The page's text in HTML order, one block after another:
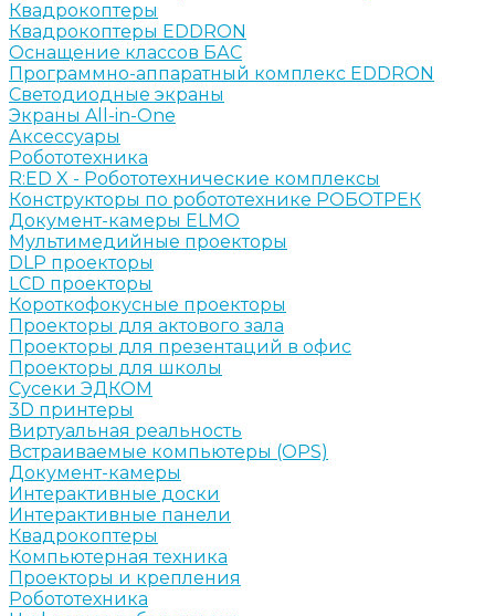
Квадрокоптеры
Квадрокоптеры EDDRON
Оснащение классов БАС
Программно-аппаратный комплекс EDDRON
Светодиодные экраны
Экраны All-in-One
Аксессуары
Робототехника
R:ED X - Робототехнические комплексы
Конструкторы по робототехнике РОБОТРЕК
Документ-камеры ELMO
Мультимедийные проекторы
DLP проекторы
LCD проекторы
Короткофокусные проекторы
Проекторы для актового зала
Проекторы для презентаций в офис
Проекторы для школы
Сусеки ЭДКОМ
3D принтеры
Виртуальная реальность
Встраиваемые компьютеры (OPS)
Документ-камеры
Интерактивные доски
Интерактивные панели
Квадрокоптеры
Компьютерная техника
Проекторы и крепления
Робототехника